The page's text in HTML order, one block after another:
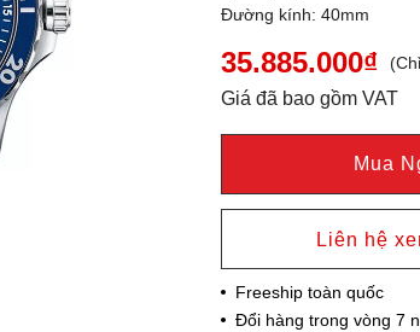
Đường kính: 40mm
35.885.000₫
Giá đã bao gồm VAT
Mua
Liên hệ
Freeship toàn quốc
Đổi hàng trong vòng 7